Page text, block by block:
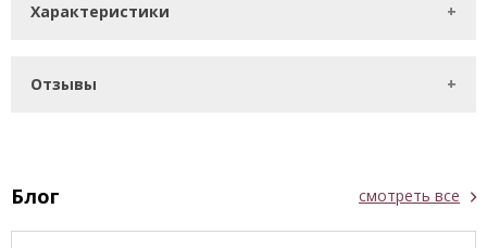
Характеристики
Отзывы
Блог смотреть все